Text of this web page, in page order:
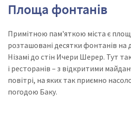
Площа фонтанів
Примітною пам'яткою міста є
розташовані десятки фонтанів на
Нізамі до стін Ичери Шерер. Тут
і ресторанів – з відкритими
повітрі, на яких так приємно
погодою Баку.